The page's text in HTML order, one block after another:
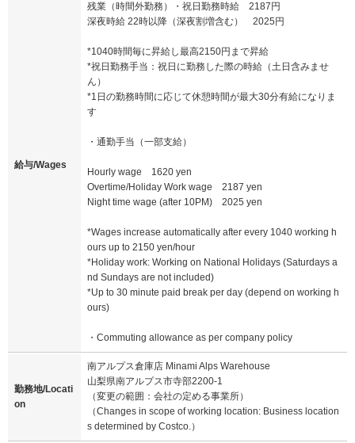
給与/Wages
残業（時間外勤務）・祝日勤務時給 2187円
深夜時給 22時以降（深夜割増含む） 2025円
*1040時間毎に昇給し最高2150円まで昇給
*祝日勤務手当：祝日に勤務した際の時給（土日含みませ
ん）
*1日の勤務時間に応じて休憩時間が最大30分有給になりま
す
・通勤手当（一部支給）
Hourly wage 1620 yen
Overtime/Holiday Work wage 2187 yen
Night time wage (after 10PM) 2025 yen
*Wages increase automatically after every 1040 working h
ours up to 2150 yen/hour
*Holiday work: Working on National Holidays (Saturdays a
nd Sundays are not included)
*Up to 30 minute paid break per day (depend on working h
ours)
・Commuting allowance as per company policy
勤務地/Locati
on
南アルプス倉庫店 Minami Alps Warehouse
山梨県南アルプス市寺部2200-1
（変更の範囲：会社の定める事業所）
（Changes in scope of working location: Business location
s determined by Costco.）